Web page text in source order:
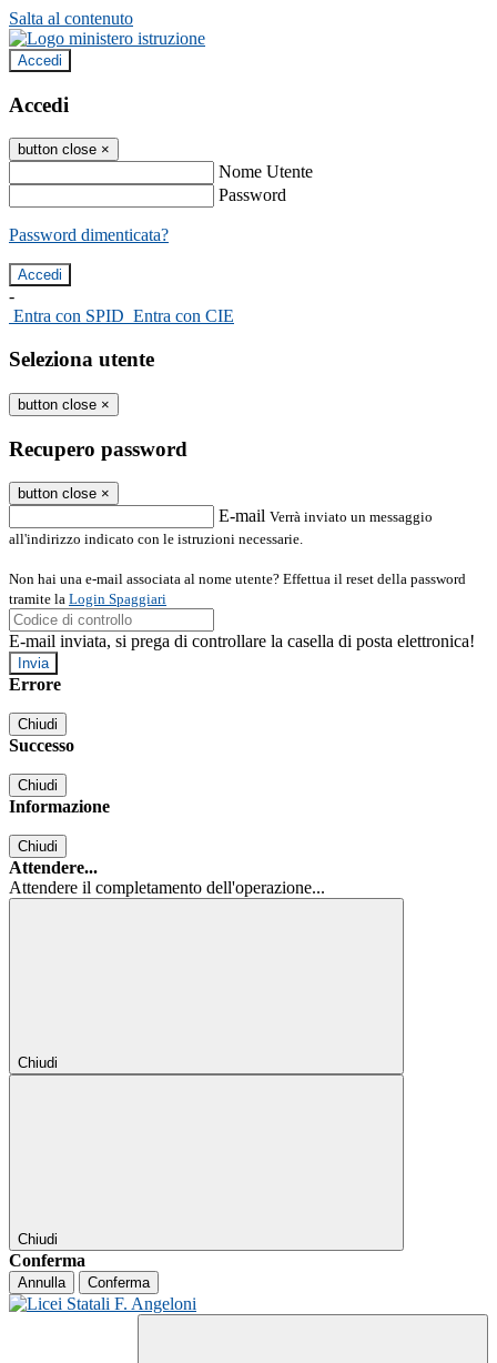
Salta al contenuto
Accedi
Accedi
button close ×
Nome Utente
Password
Password dimenticata?
-
Entra con SPID Entra con CIE
Seleziona utente
button close ×
Recupero password
button close ×
E-mail Verrà inviato un messaggio
all'indirizzo indicato con le istruzioni necessarie.
Non hai una e-mail associata al nome utente? Effettua il reset della password
tramite la Login Spaggiari
E-mail inviata, si prega di controllare la casella di posta elettronica!
Errore
Chiudi
Successo
Chiudi
Informazione
Chiudi
Attendere...
Attendere il completamento dell'operazione...
Chiudi
Chiudi
Conferma
Annulla Conferma